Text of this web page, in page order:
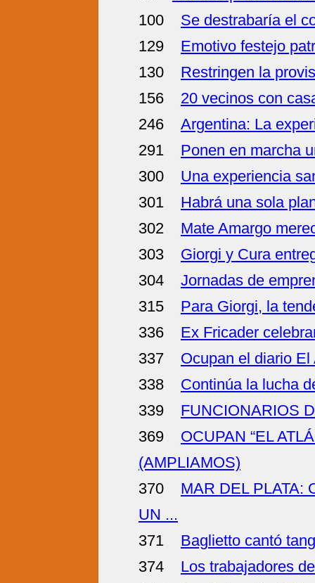
100
Se destrabaría el
129
Emotivo festejo
130
Restringen la
156
20 vecinos con
246
Argentina: La
291
Ponen en marcha
300
Una experiencia
301
Habrá una sola
302
Mate Amargo
303
Giorgi y Cura
304
Jornadas de
315
Para Giorgi, la
336
Ex Fricader
337
Ocupan el diario
338
Continúa la lucha
339
FUNCIONARIOS
369
OCUPAN “EL
(AMPLIAMOS)
370
MAR DEL PLATA:
UN ...
371
Baglietto cantó
374
Los trabajadores